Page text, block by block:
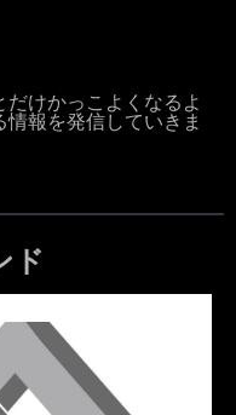
けかっこよくなるよ
報を発信していきま
ド